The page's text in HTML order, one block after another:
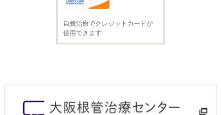
自費治療でクレジットカードが
使用できます